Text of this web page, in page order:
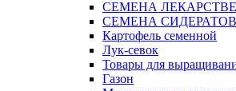
СЕМЕНА
СЕМЕНА
Картофель семенной
Лук-севок
Товары для
Газон